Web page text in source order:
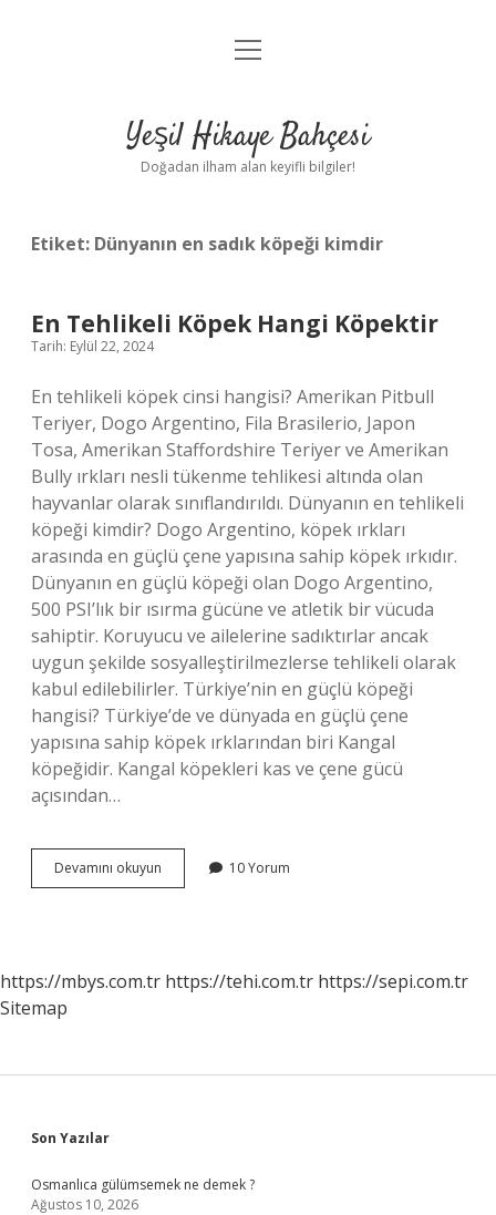
Anasayfa
Yasal Uyarı
menüyü
Yeşil Hikaye Bahçesi
Doğadan ilham alan keyifli bilgiler!
Etiket: Dünyanın en sadık köpeği kimdir
En Tehlikeli Köpek Hangi Köpektir
Tarih: Eylül 22, 2024
En tehlikeli köpek cinsi hangisi? Amerikan Pitbull
Teriyer, Dogo Argentino, Fila Brasilerio, Japon
Tosa, Amerikan Staffordshire Teriyer ve Amerikan
Bully ırkları nesli tükenme tehlikesi altında olan
hayvanlar olarak sınıflandırıldı. Dünyanın en tehlikeli
köpeği kimdir? Dogo Argentino, köpek ırkları
arasında en güçlü çene yapısına sahip köpek ırkıdır.
Dünyanın en güçlü köpeği olan Dogo Argentino,
500 PSI’lık bir ısırma gücüne ve atletik bir vücuda
sahiptir. Koruyucu ve ailelerine sadıktırlar ancak
uygun şekilde sosyalleştirilmezlerse tehlikeli olarak
kabul edilebilirler. Türkiye’nin en güçlü köpeği
hangisi? Türkiye’de ve dünyada en güçlü çene
yapısına sahip köpek ırklarından biri Kangal
köpeğidir. Kangal köpekleri kas ve çene gücü
açısından…
Devamını okuyun
Tehlikeli
10 Yorum
https://mbys.com.tr https://tehi.com.tr https://sepi.com.tr
Sitemap
Sidebar
Son Yazılar
Osmanlıca gülümsemek ne demek ?
Ağustos 10, 2026